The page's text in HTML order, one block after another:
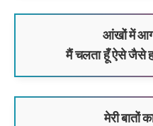
आंखों में
मैं चलता हूँ ऐसे जैसे
मेरी बातों